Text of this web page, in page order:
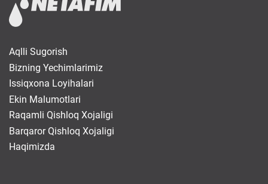
Aqlli Sugorish
Bizning Yechimlarimiz
Issiqxona Loyihalari
Ekin Malumotlari
Raqamli Qishloq Xojaligi
Barqaror Qishloq Xojaligi
Haqimizda